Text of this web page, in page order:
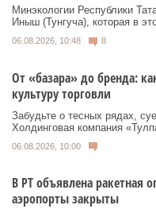
Минэкологии Республики
Иныш (Тунгуча), которая в
06.08.2026, 10:48 8
От «базара» до бренда:
культуру торговли
Забудьте о тесных рядах,
Холдинговая компания
06.08.2026, 10:00
В РТ объявлена ракетная
аэропорты закрыты